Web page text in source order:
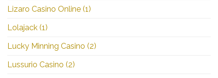
Lizaro Casino Online (1)
Lolajack (1)
Lucky Minning Casino (2)
Lussurio Casino (2)